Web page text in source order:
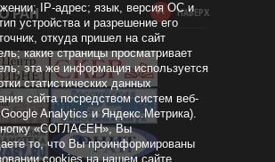
НАВЕРХ
IP-адрес; язык, версия ОС и
устройства и разрешение его
откуда пришел на сайт
какие страницы просматривает
эта же информация используется
статистических данных
сайта посредством систем веб-
Analytics и Яндекс.Метрика).
«СОГЛАСЕН», Вы
то, что Вы проинформированы
cookies на нашем сайте.